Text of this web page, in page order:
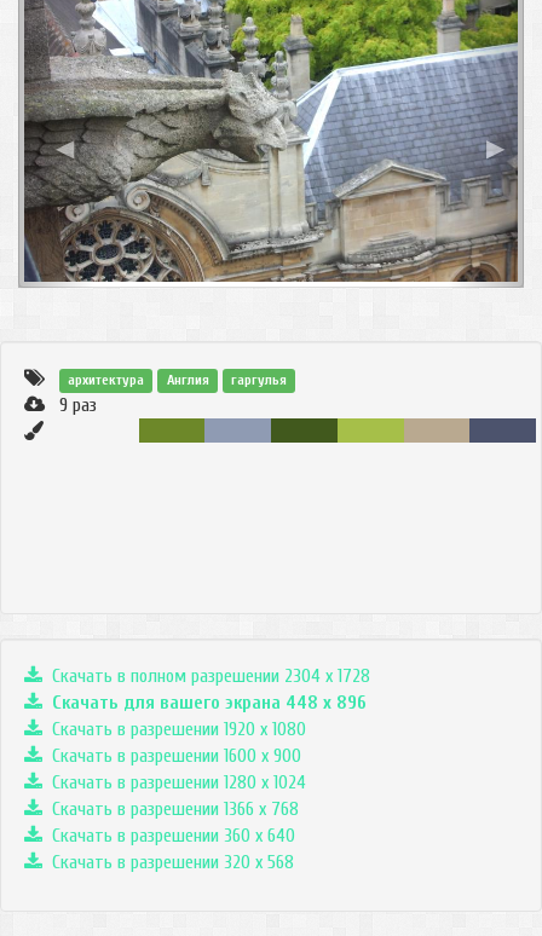
◀ ▶
архитектура Англия гаргулья
9 раз
Скачать в полном разрешении 2304 x 1728
Скачать для вашего экрана 448 x 896
Скачать в разрешении 1920 x 1080
Скачать в разрешении 1600 x 900
Скачать в разрешении 1280 x 1024
Скачать в разрешении 1366 x 768
Скачать в разрешении 360 x 640
Скачать в разрешении 320 x 568